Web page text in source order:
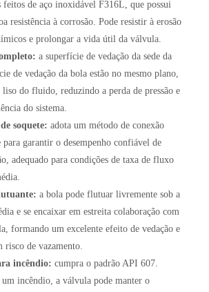
feitos de aço inoxidável F316L, que possui
resistência à corrosão. Pode resistir à erosão
e prolongar a vida útil da válvula.
a superfície de vedação da sede da
de vedação da bola estão no mesmo plano,
do fluido, reduzindo a perda de pressão e
do sistema.
soquete: adota um método de conexão
para garantir o desempenho confiável de
adequado para condições de taxa de fluxo
a bola pode flutuar livremente sob a
e se encaixar em estreita colaboração com
formando um excelente efeito de vedação e
risco de vazamento.
incêndio: cumpra o padrão API 607.
um incêndio, a válvula pode manter o